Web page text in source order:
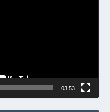
03:53